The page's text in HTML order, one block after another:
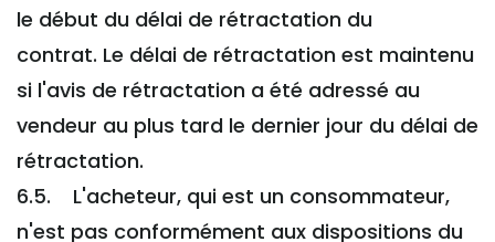
le début du délai de rétractation du
contrat. Le délai de rétractation est maintenu
si l'avis de rétractation a été adressé au
vendeur au plus tard le dernier jour du délai de
rétractation.
6.5. L'acheteur, qui est un consommateur,
n'est pas conformément aux dispositions du